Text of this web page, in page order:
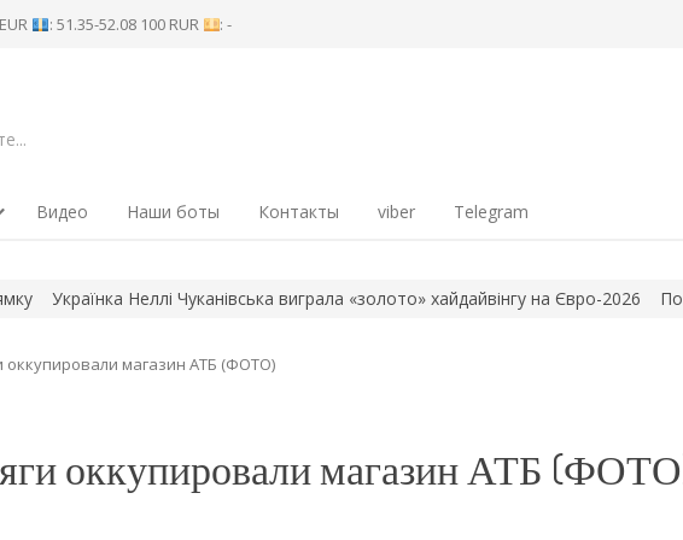
: 51.35-52.08 100 RUR : -
Видео Наши боты Контакты viber Telegram
Неллі Чуканівська виграла «золото» хайдайвінгу на Євро-2026 Понад 5
оккупировали магазин АТБ (ФОТО)
оккупировали магазин АТБ